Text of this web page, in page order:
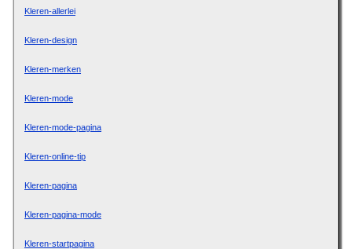
Kleren-allerlei
Kleren-design
Kleren-merken
Kleren-mode
Kleren-mode-pagina
Kleren-online-tip
Kleren-pagina
Kleren-pagina-mode
Kleren-startpagina